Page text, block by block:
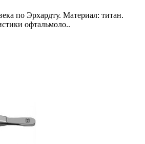
по Эрхардту. Материал: титан.
офтальмоло..